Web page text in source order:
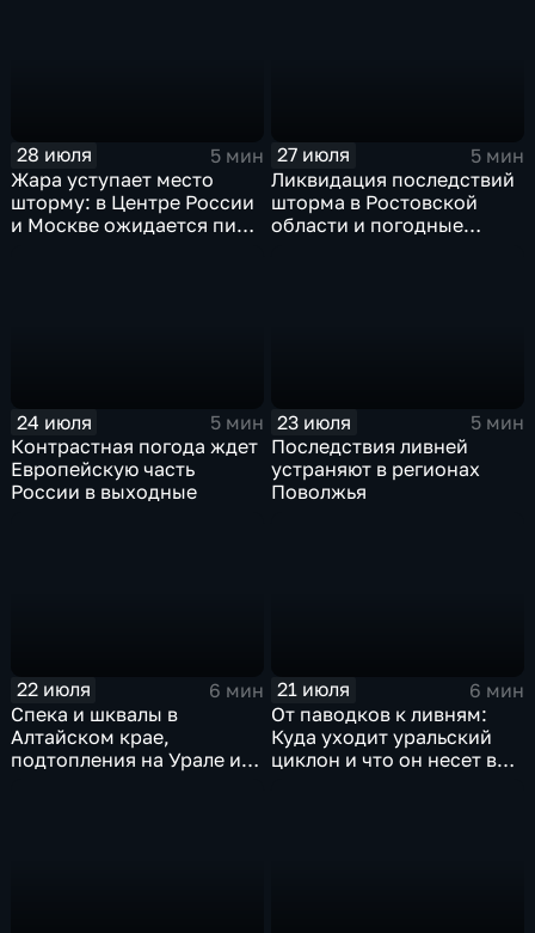
28 июля
5 мин
Жара уступает место
шторму: в Центре России
и Москве ожидается пик
27 июля
5 мин
Ликвидация последствий
шторма в Ростовской
области и погодные
24 июля
5 мин
Контрастная погода ждет
Европейскую часть
России в выходные
23 июля
5 мин
Последствия ливней
устраняют в регионах
Поволжья
22 июля
6 мин
Спека и шквалы в
Алтайском крае,
подтопления на Урале и
21 июля
6 мин
От паводков к ливням:
Куда уходит уральский
циклон и что он несет в